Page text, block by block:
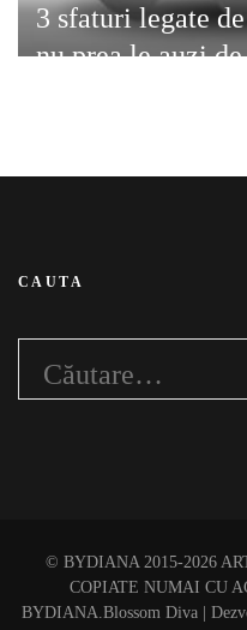
3 sfaturi legate
nu prea le auzi
CAUTA
Caută
© BYDIANA 2015-2026
COPIATE NUMAI CU
BYDIANA. Blossom Diva |